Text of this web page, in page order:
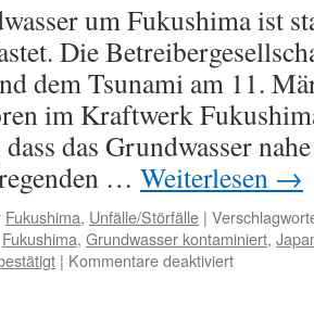
die
um Fukushima ist
Die
dem Tsunami am 11.
im Kraftwerk
das Grundwasser
… Weiterlesen →
Fukushima, Unfälle/Störfälle |
Fukushima, Grundwasser kontaminiert,
| Kommentare deaktiviertfür